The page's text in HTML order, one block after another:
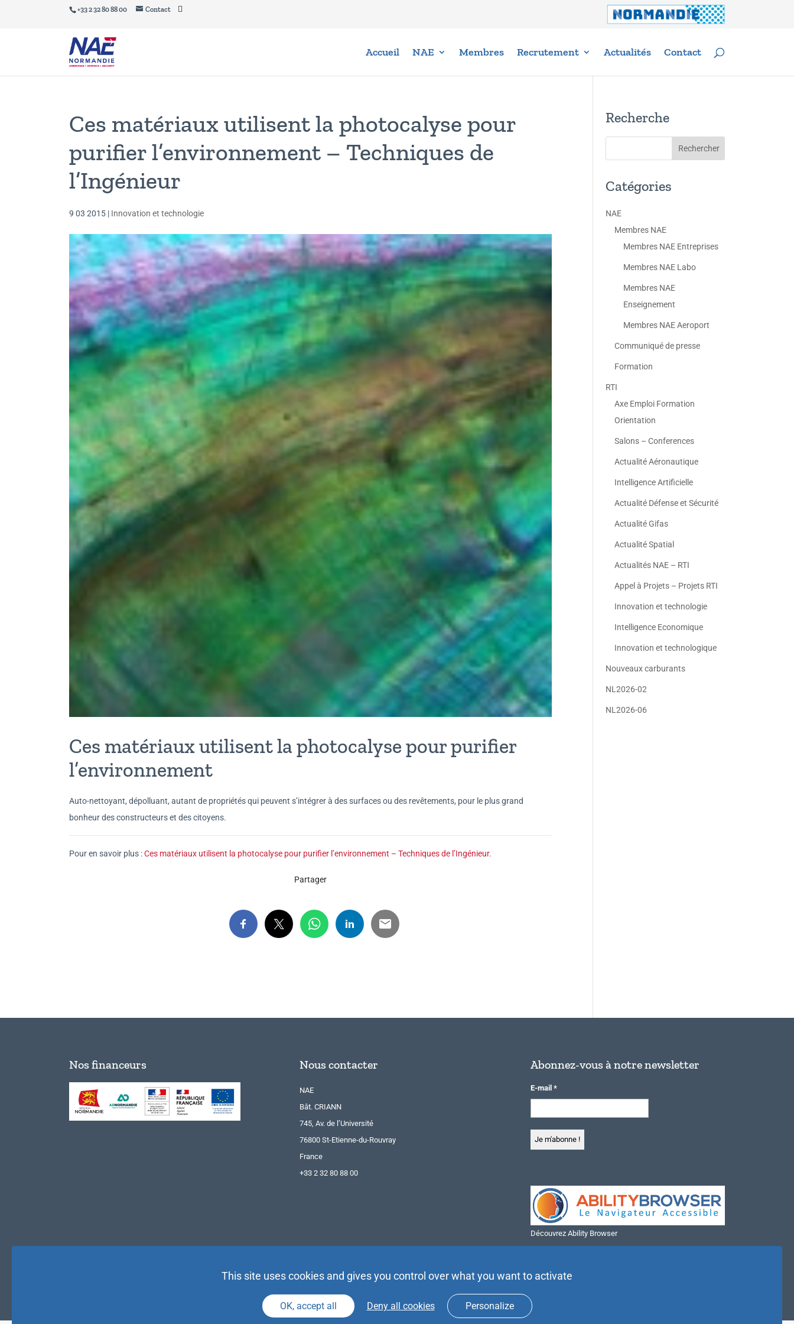
+33 2 32 80 88 00 Contact
Accueil NAE Membres Recrutement Actualités Contact
Ces matériaux utilisent la photocalyse pour
purifier l’environnement – Techniques de
l’Ingénieur
9 03 2015 | Innovation et technologie
Ces matériaux utilisent la photocalyse pour purifier
l’environnement
Auto-nettoyant, dépolluant, autant de propriétés qui peuvent s’intégrer à des surfaces ou des revêtements, pour le plus grand
bonheur des constructeurs et des citoyens.
Pour en savoir plus :Ces matériaux utilisent la photocalyse pour purifier l’environnement – Techniques de l’Ingénieur.
Partager
Recherche
Catégories
NAE
Membres NAE
Membres NAE Entreprises
Membres NAE Labo
Membres NAE
Enseignement
Membres NAE Aeroport
Communiqué de presse
Formation
RTI
Axe Emploi Formation
Orientation
Salons – Conferences
Actualité Aéronautique
Intelligence Artificielle
Actualité Défense et Sécurité
Actualité Gifas
Actualité Spatial
Actualités NAE – RTI
Appel à Projets – Projets RTI
Innovation et technologie
Intelligence Economique
Innovation et technologique
Nouveaux carburants
NL2026-02
NL2026-06
Nos financeurs Nous contacter
NAE
Bât. CRIANN
745, Av. de l’Université
76800 St-Etienne-du-Rouvray
France
+33 2 32 80 88 00
Abonnez-vous à notre newsletter
E-mail *
Découvrez Ability Browser
This site uses cookies and gives you control over what you want to activate
OK, accept all Deny all cookies Personalize